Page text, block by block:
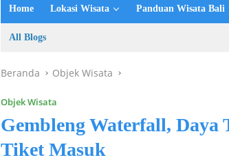
Home Lokasi Wisata Panduan Wisata Bali
All Blogs
Beranda Objek Wisata
Objek Wisata
Gembleng Waterfall,
Tiket Masuk